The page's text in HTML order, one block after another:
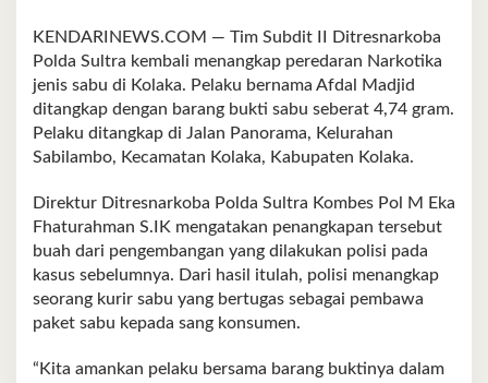
KENDARINEWS.COM — Tim Subdit II Ditresnarkoba
Polda Sultra kembali menangkap peredaran Narkotika
jenis sabu di Kolaka. Pelaku bernama Afdal Madjid
ditangkap dengan barang bukti sabu seberat 4,74 gram.
Pelaku ditangkap di Jalan Panorama, Kelurahan
Sabilambo, Kecamatan Kolaka, Kabupaten Kolaka.
Direktur Ditresnarkoba Polda Sultra Kombes Pol M Eka
Fhaturahman S.IK mengatakan penangkapan tersebut
buah dari pengembangan yang dilakukan polisi pada
kasus sebelumnya. Dari hasil itulah, polisi menangkap
seorang kurir sabu yang bertugas sebagai pembawa
paket sabu kepada sang konsumen.
“Kita amankan pelaku bersama barang buktinya dalam